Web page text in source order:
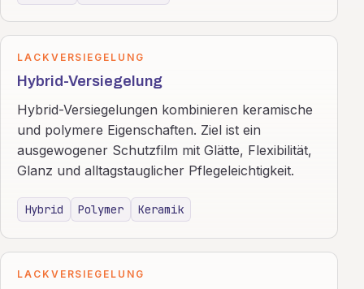
LACKVERSIEGELUNG
Hybrid-Versiegelung
Hybrid-Versiegelungen kombinieren keramische
und polymere Eigenschaften. Ziel ist ein
ausgewogener Schutzfilm mit Glätte, Flexibilität,
Glanz und alltagstauglicher Pflegeleichtigkeit.
Hybrid Polymer Keramik
LACKVERSIEGELUNG